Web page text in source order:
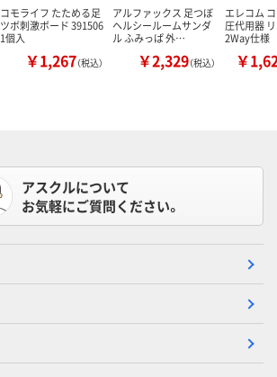
コモライフ たためる足
ツボ刺激ボード 391506
1個入
￥1,267（税込）
アルファックス 足つぼ
ヘルシールームサンダ
ル ふみっぱ 外…
￥2,329（税込）
エレコム
圧代用器
2Way仕様
￥
アスクルについて
お気軽にご質問ください。